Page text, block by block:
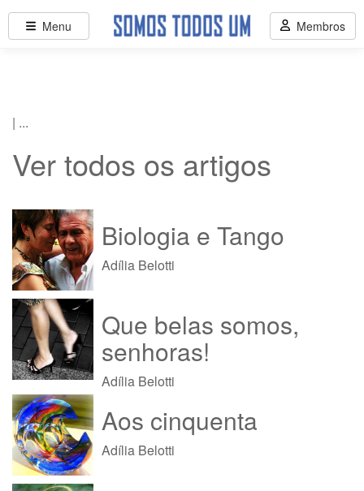
| ...
Ver todos os artigos
Biologia e Tango
Adília Belotti
Que belas somos,
senhoras!
Adília Belotti
Aos cinquenta
Adília Belotti
Menu Membros